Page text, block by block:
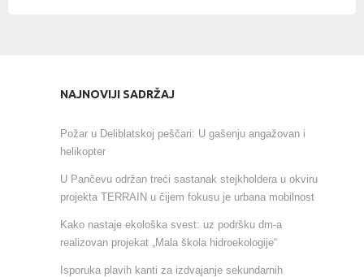
NAJNOVIJI SADRŽAJ
Požar u Deliblatskoj peščari: U gašenju angažovan i
helikopter
U Pančevu održan treći sastanak stejkholdera u okviru
projekta TERRAIN u čijem fokusu je urbana mobilnost
Kako nastaje ekološka svest: uz podršku dm-a
realizovan projekat „Mala škola hidroekologije“
Isporuka plavih kanti za izdvajanje sekundarnih